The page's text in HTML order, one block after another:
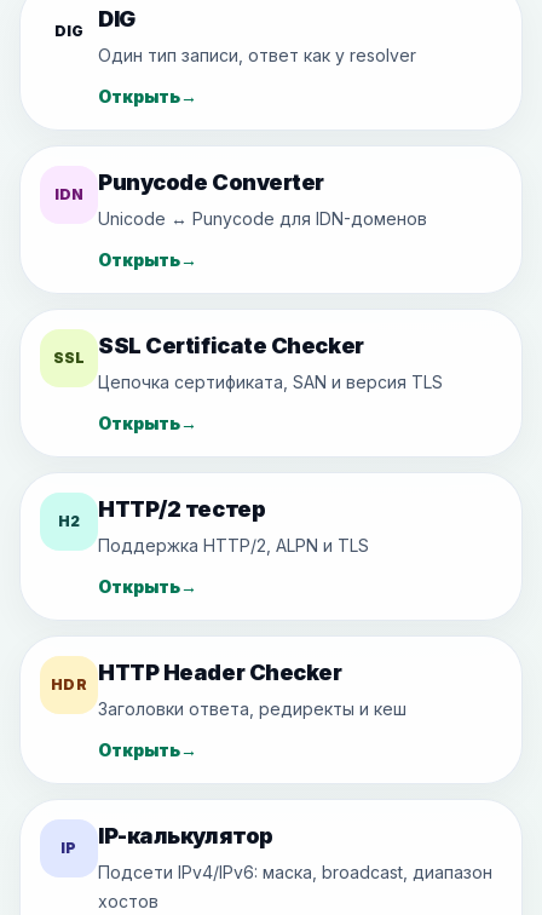
DIG DIG
Один тип записи, ответ как у resolver
Открыть→
IDN Punycode Converter
Unicode ↔ Punycode для IDN-доменов
Открыть→
SSL SSL Certificate Checker
Цепочка сертификата, SAN и версия TLS
Открыть→
H2 HTTP/2 тестер
Поддержка HTTP/2, ALPN и TLS
Открыть→
HDR HTTP Header Checker
Заголовки ответа, редиректы и кеш
Открыть→
IP IP-калькулятор
Подсети IPv4/IPv6: маска, broadcast, диапазон
хостов